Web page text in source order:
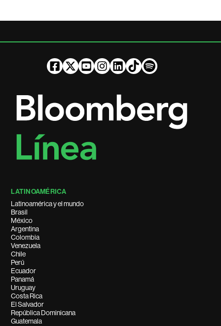
LATINOAMÉRICA
Latinoamérica y el mundo
Brasil
México
Argentina
Colombia
Venezuela
Chile
Perú
Ecuador
Panamá
Uruguay
Costa Rica
El Salvador
República Dominicana
Guatemala